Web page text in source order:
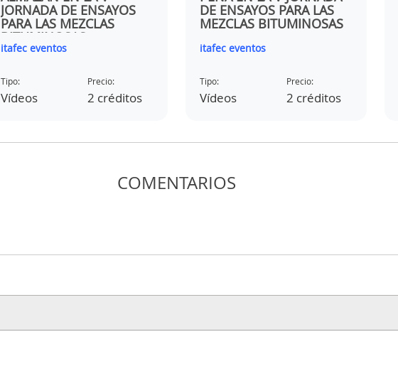
JORNADA DE ENSAYOS
PARA LAS MEZCLAS
BITUMINOSAS
itafec eventos
Tipo:
Vídeos
Precio:
2 créditos
DE ENSAYOS PARA LAS
MEZCLAS BITUMINOSAS
itafec eventos
Tipo:
Vídeos
Precio:
2 créditos
COMENTARIOS